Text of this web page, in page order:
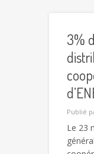
3%
Publié
Le 23